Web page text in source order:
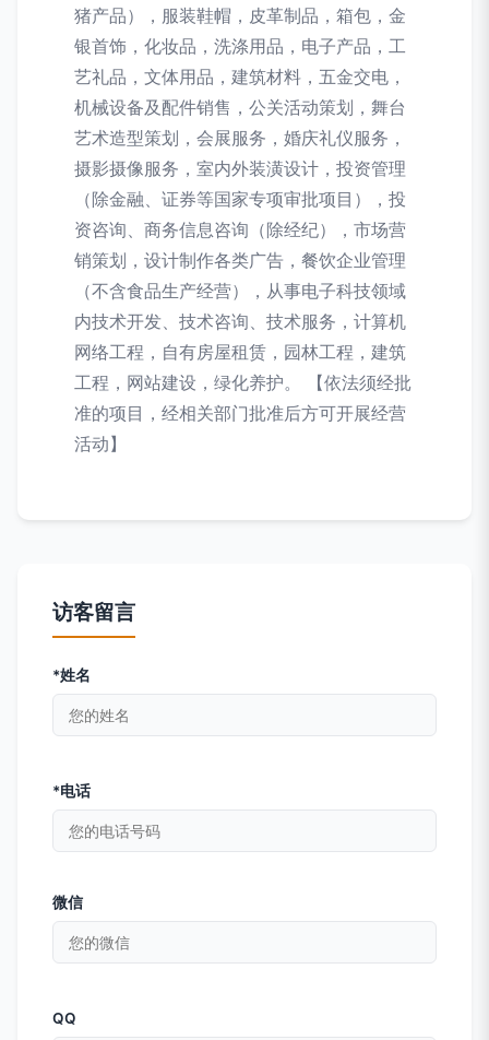
猪产品），服装鞋帽，皮革制品，箱包，金
银首饰，化妆品，洗涤用品，电子产品，工
艺礼品，文体用品，建筑材料，五金交电，
机械设备及配件销售，公关活动策划，舞台
艺术造型策划，会展服务，婚庆礼仪服务，
摄影摄像服务，室内外装潢设计，投资管理
（除金融、证券等国家专项审批项目），投
资咨询、商务信息咨询（除经纪），市场营
销策划，设计制作各类广告，餐饮企业管理
（不含食品生产经营），从事电子科技领域
内技术开发、技术咨询、技术服务，计算机
网络工程，自有房屋租赁，园林工程，建筑
工程，网站建设，绿化养护。 【依法须经批
准的项目，经相关部门批准后方可开展经营
活动】
访客留言
*姓名
*电话
微信
QQ